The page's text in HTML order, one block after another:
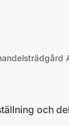
och